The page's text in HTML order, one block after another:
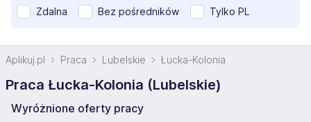
Zdalna Bez pośredników Tylko PL
Aplikuj.pl Praca Lubelskie Łucka-Kolonia
Praca Łucka-Kolonia (Lubelskie)
Wyróżnione oferty pracy